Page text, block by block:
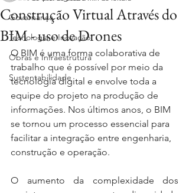
Governança
Tecnologia e Inovação
Obras e Infraestrutura
Sustentabilidade
Construção Virtual Através do
BIM - uso de Drones
O BIM é uma forma colaborativa de
trabalho que é possível por meio da
tecnologia digital e envolve toda a
equipe do projeto na produção de
informações. Nos últimos anos, o BIM
se tornou um processo essencial para
facilitar a integração entre engenharia,
construção e operação.
O aumento da complexidade dos